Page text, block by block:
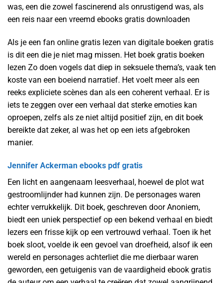
was, een die zowel fascinerend als onrustigend was, als
een reis naar een vreemd ebooks gratis downloaden
Als je een fan online gratis lezen van digitale boeken gratis
is dit een die je niet mag missen. Het boek gratis boeken
lezen Zo doen vogels dat diep in seksuele thema’s, vaak ten
koste van een boeiend narratief. Het voelt meer als een
reeks expliciete scènes dan als een coherent verhaal. Er is
iets te zeggen over een verhaal dat sterke emoties kan
oproepen, zelfs als ze niet altijd positief zijn, en dit boek
bereikte dat zeker, al was het op een iets afgebroken
manier.
Jennifer Ackerman ebooks pdf gratis
Een licht en aangenaam leesverhaal, hoewel de plot wat
gestroomlijnder had kunnen zijn. De personages waren
echter verrukkelijk. Dit boek, geschreven door Anoniem,
biedt een uniek perspectief op een bekend verhaal en biedt
lezers een frisse kijk op een vertrouwd verhaal. Toen ik het
boek sloot, voelde ik een gevoel van droefheid, alsof ik een
wereld en personages achterliet die me dierbaar waren
geworden, een getuigenis van de vaardigheid ebook gratis